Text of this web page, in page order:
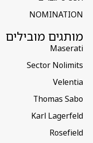
NOMINATION
מותגים מובילים
Maserati
Sector Nolimits
Velentia
Thomas Sabo
Karl Lagerfeld
Rosefield